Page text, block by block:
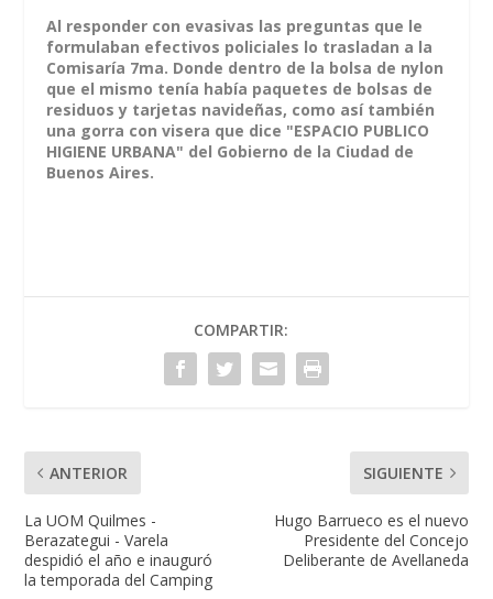
Al responder con evasivas las preguntas que le
formulaban efectivos policiales lo trasladan a la
Comisaría 7ma. Donde dentro de la bolsa de nylon
que el mismo tenía había paquetes de bolsas de
residuos y tarjetas navideñas, como así también
una gorra con visera que dice "ESPACIO PUBLICO
HIGIENE URBANA" del Gobierno de la Ciudad de
Buenos Aires.
COMPARTIR:
ANTERIOR
La UOM Quilmes -
Berazategui - Varela
despidió el año e inauguró
la temporada del Camping
SIGUIENTE
Hugo Barrueco es el nuevo
Presidente del Concejo
Deliberante de Avellaneda